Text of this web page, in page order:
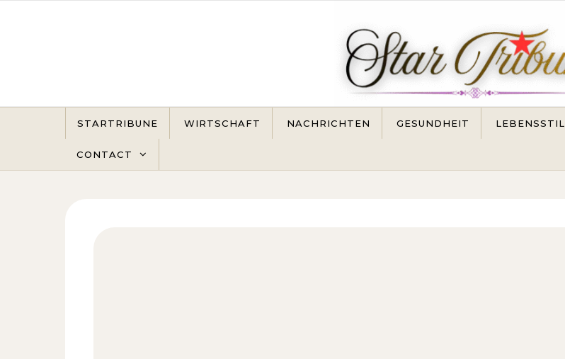
STARTRIBUNE WIRTSCHAFT NACHRICHTEN GESUNDHEIT LEBENSSTIL
CONTACT